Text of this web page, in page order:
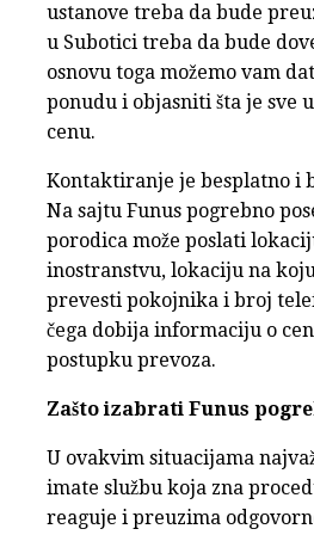
ustanove treba da bude
u Subotici treba da bude
osnovu toga možemo vam
ponudu i objasniti šta je sve
cenu.
Kontaktiranje je besplatno i
Na sajtu Funus pogrebno
porodica može poslati
inostranstvu, lokaciju na
prevesti pokojnika i broj
čega dobija informaciju o
postupku prevoza.
Zašto izabrati Funus
U ovakvim situacijama
imate službu koja zna
reaguje i preuzima